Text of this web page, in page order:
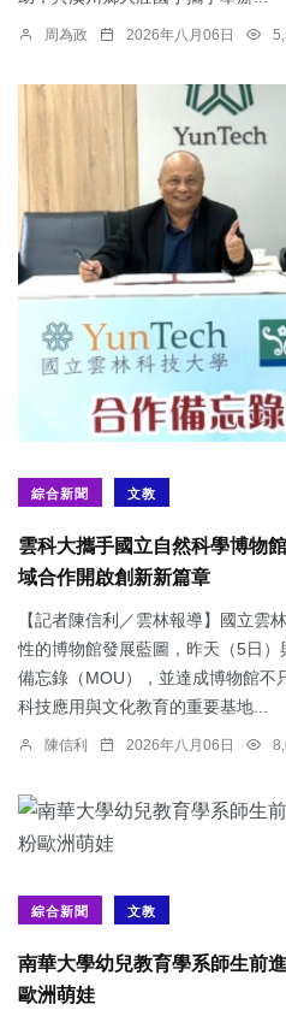
周為政 2026年八月06日
綜合新聞 文教
雲科大攜手國立自然科學博物
域合作開啟創新新篇章
【記者陳信利／雲林報導】國立雲
性的博物館發展藍圖，昨天（5日
備忘錄（MOU），並達成博物館不
科技應用與文化教育的重要基地...
陳信利 2026年八月06日
綜合新聞 文教
南華大學幼兒教育學系師生前
歐洲萌娃